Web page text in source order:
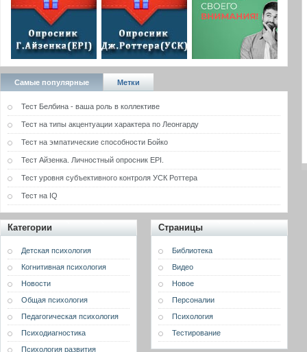
Самые популярные Метки
Тест Белбина - ваша роль в коллективе
Тест на типы акцентуации характера по Леонгарду
Тест на эмпатические способности Бойко
Тест Айзенка. Личностный опросник EPI.
Тест уровня субъективного контроля УСК Роттера
Тест на IQ
Категории
Детская психология
Когнитивная психология
Новости
Общая психология
Педагогическая психология
Психодиагностика
Психология развития
Страницы
Библиотека
Видео
Новое
Персоналии
Психология
Тестирование